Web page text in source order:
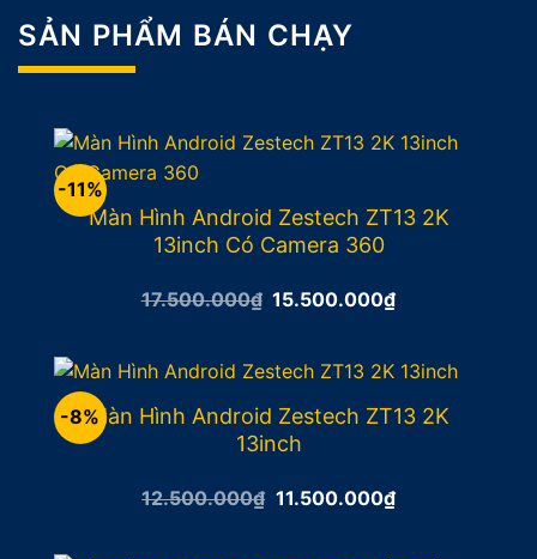
SẢN PHẨM BÁN CHẠY
-11%
Màn Hình Android Zestech ZT13 2K
13inch Có Camera 360
17.500.000₫ Giá
15.500.000₫Giá
15.500.000₫.
-8%Màn Hình Android Zestech ZT13 2K
13inch
12.500.000₫ Giá
11.500.000₫Giá
hiện